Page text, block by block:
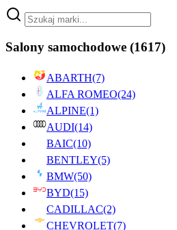
Salony samochodowe (1617)
ABARTH(7)
ALFA ROMEO(24)
ALPINE(1)
AUDI(14)
BAIC(10)
BENTLEY(5)
BMW(50)
BYD(15)
CADILLAC(2)
CHEVROLET(7)